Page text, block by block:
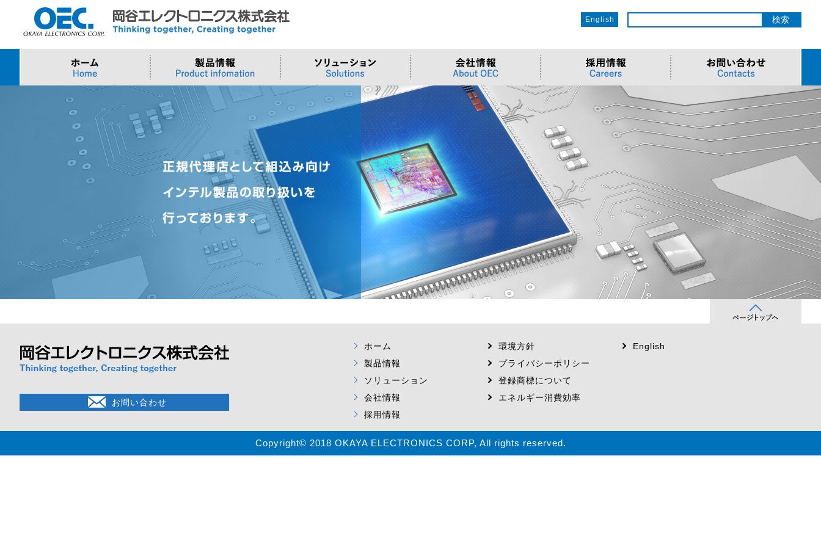
English
>Intel (IoT/Embedded)
>Intel Arc Graphics
ソフトウェア・クラウド
>Microsoft Azure
>Windows IoT
>Trellix
>AMI
システム
>Embeddedシステム
>オンライン資格確認端末
>周辺デバイス
サーバー/ネットワーク
>Supermicro
>液体冷却ソリューション
>DCBBS
>Components
>Semiconductor
>Automotive
>インテル IoTソリューション
>評価開発キット
>LLMソリューション
スマートシティ・DX
>ナガレミル / 人流・交通観測
>OTセキュリティ
>Edgeシリーズ
>Elementシリーズ
>Stellarシリーズ
>ものづくりソリューション
>有償技術サービス
>小型PCソリューション
>カスタムPCソリューション
>台湾ソリューション
>地デジテレビ
>海外電子部品選定
>トップメッセージ >沿革 >拠点一覧
>OECのCSR
>社会への取り組み
>環境への取り組み
>社員との関わり
>その他・採用お問い合わせ >当社向けご提案フォーム
お問い合わせ
ホーム
製品情報
ソリューション
会社情報
採用情報
環境方針
プライバシーポリシー
登録商標について
エネルギー消費効率
English
Copyright© 2018 OKAYA ELECTRONICS CORP, All rights reserved.